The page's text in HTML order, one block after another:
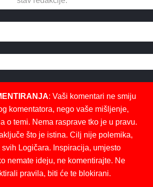
: Vaši komentari ne smiju
komentatora, nego vaše mišljenje,
o temi. Nema rasprave tko je u pravu.
što je istina. Cilj nije polemika,
Logičara. Inspiracija, umjesto
nemate ideju, ne komentirajte. Ne
pravila, biti će te blokirani.